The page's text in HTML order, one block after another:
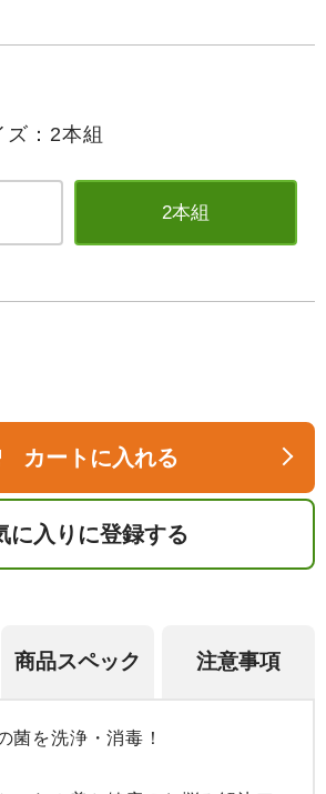
：2本組
2本組
カートに入れる
に入りに登録する
商品スペック 注意事項
菌を洗浄・消毒！